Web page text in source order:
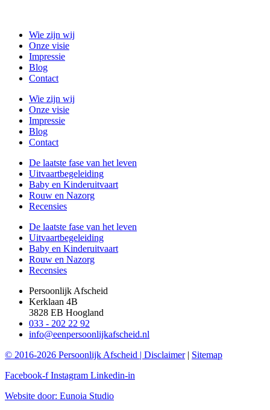
Wie zijn wij
Onze visie
Impressie
Blog
Contact
Wie zijn wij
Onze visie
Impressie
Blog
Contact
De laatste fase van het leven
Uitvaartbegeleiding
Baby en Kinderuitvaart
Rouw en Nazorg
Recensies
De laatste fase van het leven
Uitvaartbegeleiding
Baby en Kinderuitvaart
Rouw en Nazorg
Recensies
Persoonlijk Afscheid
Kerklaan 4B
3828 EB Hoogland
033 - 202 22 92
info@eenpersoonlijkafscheid.nl
© 2016-2026 Persoonlijk Afscheid | Disclaimer| Sitemap
Facebook-f Instagram Linkedin-in
Website door: Eunoia Studio